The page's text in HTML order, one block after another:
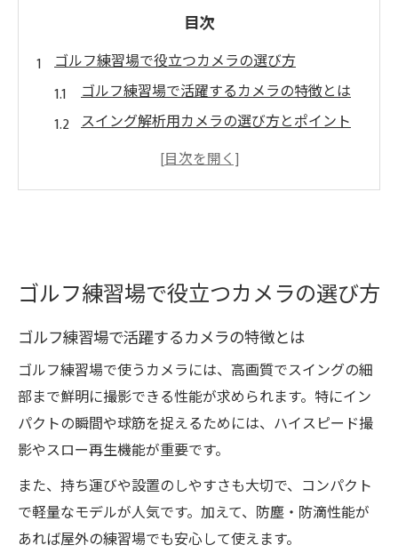
目次
ゴルフ練習場で役立つカメラの選び方
ゴルフ練習場で活躍するカメラの特徴とは
スイング解析用カメラの選び方とポイント
ゴルフ練習場で注目のスマホ撮影術
超スロー撮影でスイングを徹底分析する方
法
ゴルフスイング解析カメラの活用ポイント
練習場で使えるゴルフスイングアプリの選
択法
ハイスピード映像でスイングを見直す実践
法
ゴルフ撮影を快適にする機材の特徴
ゴルフ練習場向け軽量カメラのメリットと
ゴルフ練習場で役立つカメラの選び方
ゴルフ練習場で活躍するカメラの特徴とは
ゴルフ練習場で使うカメラには、高画質でスイングの細
部まで鮮明に撮影できる性能が求められます。特にイン
パクトの瞬間や球筋を捉えるためには、ハイスピード撮
影やスロー再生機能が重要です。
また、持ち運びや設置のしやすさも大切で、コンパクト
で軽量なモデルが人気です。加えて、防塵・防滴性能が
あれば屋外の練習場でも安心して使えます。